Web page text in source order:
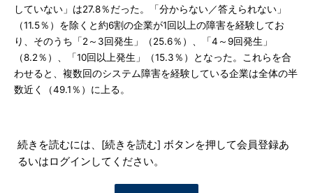
していない」は27.8％だった。「分からない／答えられない」
（11.5％）を除くと約6割の企業が1回以上の障害を経験してお
り、そのうち「2～3回発生」（25.6％）、「4～9回発生」
（8.2％）、「10回以上発生」（15.3％）となった。これらを合
わせると、複数回のシステム障害を経験している企業は全体の半
数近く（49.1％）に上る。
続きを読むには、[続きを読む] ボタンを押して会員登録あ
るいはログインしてください。